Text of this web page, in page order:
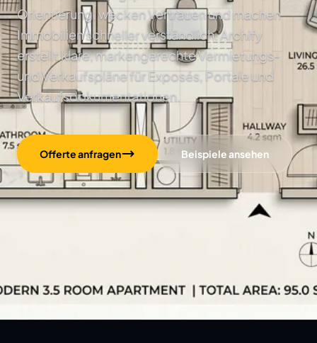
Orientierung, wecken Vertrauen und machen
Immobilien schneller verständlich. Archify
erstellt klare, markengerechte Vermietungs-
und Verkaufspläne für Exposés, Portale und
Verkaufsdokumentationen.
Offerte anfragen Beispiele ansehen